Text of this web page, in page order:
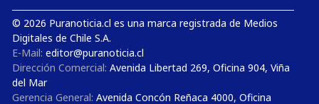
© 2026 Puranoticia.cl es una marca registrada de Medios
Digitales de Chile S.A.
E-Mail: editor@puranoticia.cl
Dirección Comercial: Avenida Libertad 269, Oficina 904, Viña
del Mar
Gerencia General: Avenida Concón Reñaca 4000, Oficina